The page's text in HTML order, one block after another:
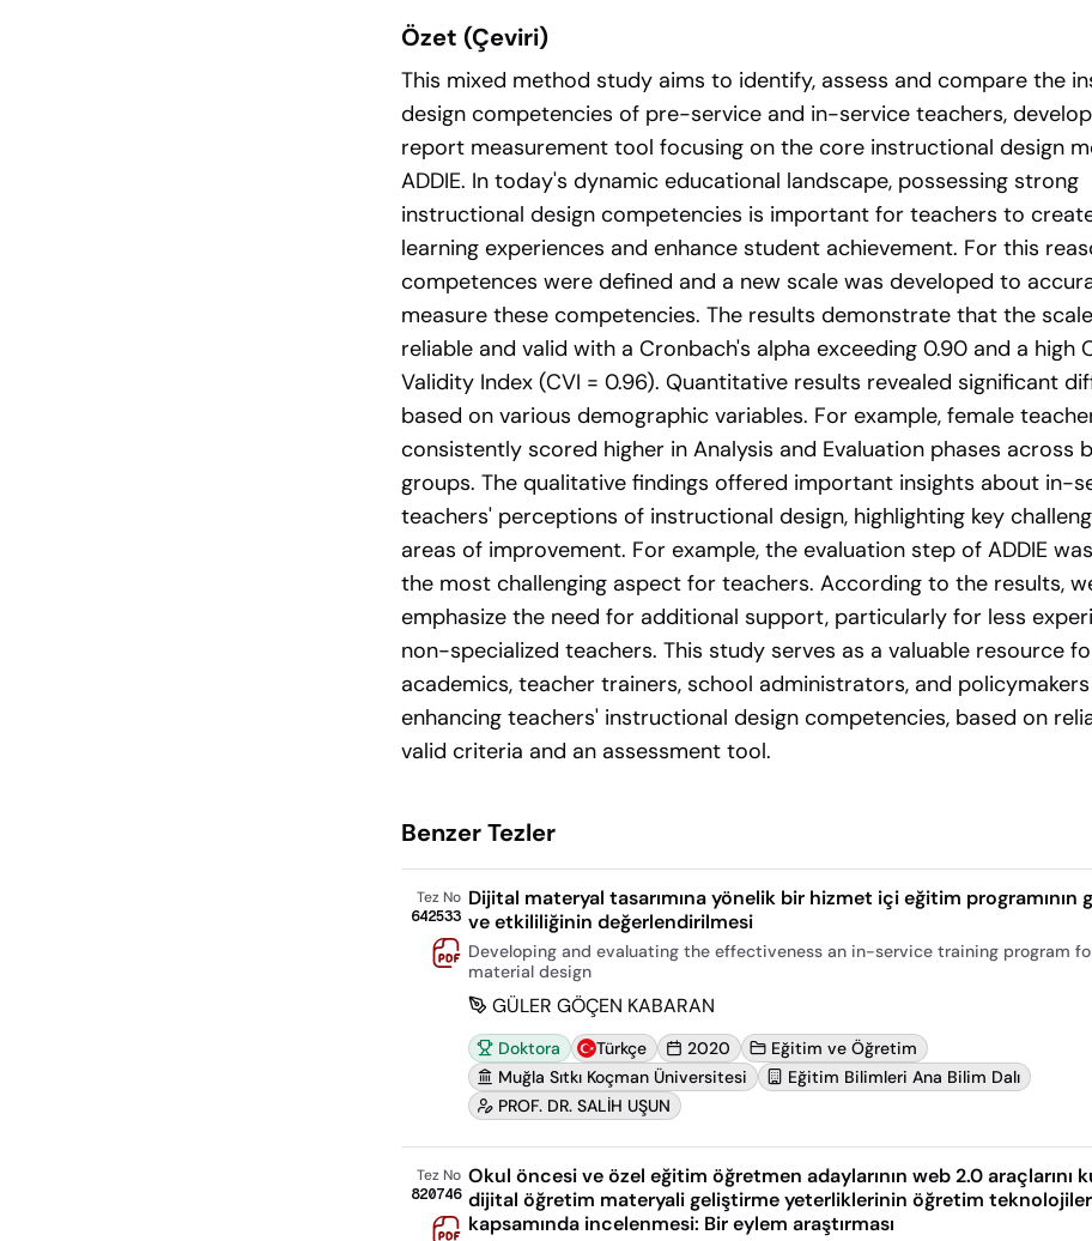
Özet (Çeviri)
This mixed method study aims to identify, assess and compare the
design competencies of pre-service and in-service teachers,
report measurement tool focusing on the core instructional design
ADDIE. In today's dynamic educational landscape, possessing strong
instructional design competencies is important for teachers to
learning experiences and enhance student achievement. For this
competences were defined and a new scale was developed to
measure these competencies. The results demonstrate that the
reliable and valid with a Cronbach's alpha exceeding 0.90 and a high
Validity Index (CVI = 0.96). Quantitative results revealed significant
based on various demographic variables. For example, female
consistently scored higher in Analysis and Evaluation phases across
groups. The qualitative findings offered important insights about in-
teachers' perceptions of instructional design, highlighting key
areas of improvement. For example, the evaluation step of ADDIE
the most challenging aspect for teachers. According to the results,
emphasize the need for additional support, particularly for less
non-specialized teachers. This study serves as a valuable resource
academics, teacher trainers, school administrators, and
enhancing teachers' instructional design competencies, based on
valid criteria and an assessment tool.
Benzer Tezler
Tez No
642533
Dijital materyal tasarımına yönelik bir hizmet içi eğitim programının
ve etkililiğinin değerlendirilmesi
Developing and evaluating the effectiveness an in-service training program
material design
GÜLER GÖÇEN KABARAN
Doktora Türkçe 2020
Eğitim ve Öğretim
Muğla Sıtkı Koçman Üniversitesi
Eğitim Bilimleri Ana Bilim Dalı
PROF. DR. SALİH UŞUN
Tez No
820746
Okul öncesi ve özel eğitim öğretmen adaylarının web 2.0 araçlarını
dijital öğretim materyali geliştirme yeterliklerinin öğretim
kapsamında incelenmesi: Bir eylem araştırması